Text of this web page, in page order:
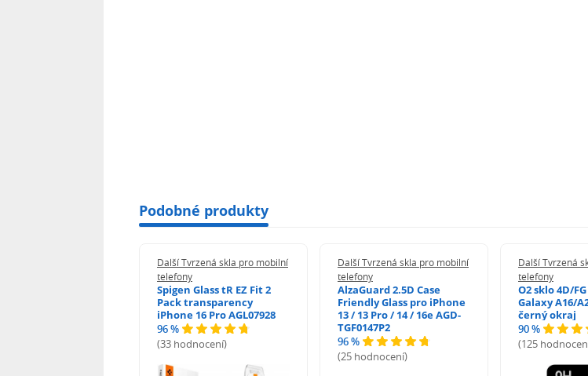
Podobné produkty
Další Tvrzená skla pro mobilní
telefony
Spigen Glass tR EZ Fit 2
Pack transparency
iPhone 16 Pro AGL07928
96 %
(33 hodnocení)
Další Tvrzená skla pro mobilní
telefony
AlzaGuard 2.5D Case
Friendly Glass pro iPhone
13 / 13 Pro / 14 / 16e AGD-
TGF0147P2
96 %
(25 hodnocení)
Další Tvrzená
telefony
O2 sklo 4D/
Galaxy A16/
černý okraj
90 %
(125